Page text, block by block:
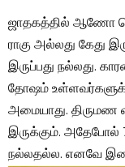
ஜாதகத்தில் ஆணோ
ராகு அல்லது கேது
இருப்பது நல்லது.
தோஷம்
அமையாது.
இருக்கும். அதேபோல்
நல்லதல்ல. எனவே